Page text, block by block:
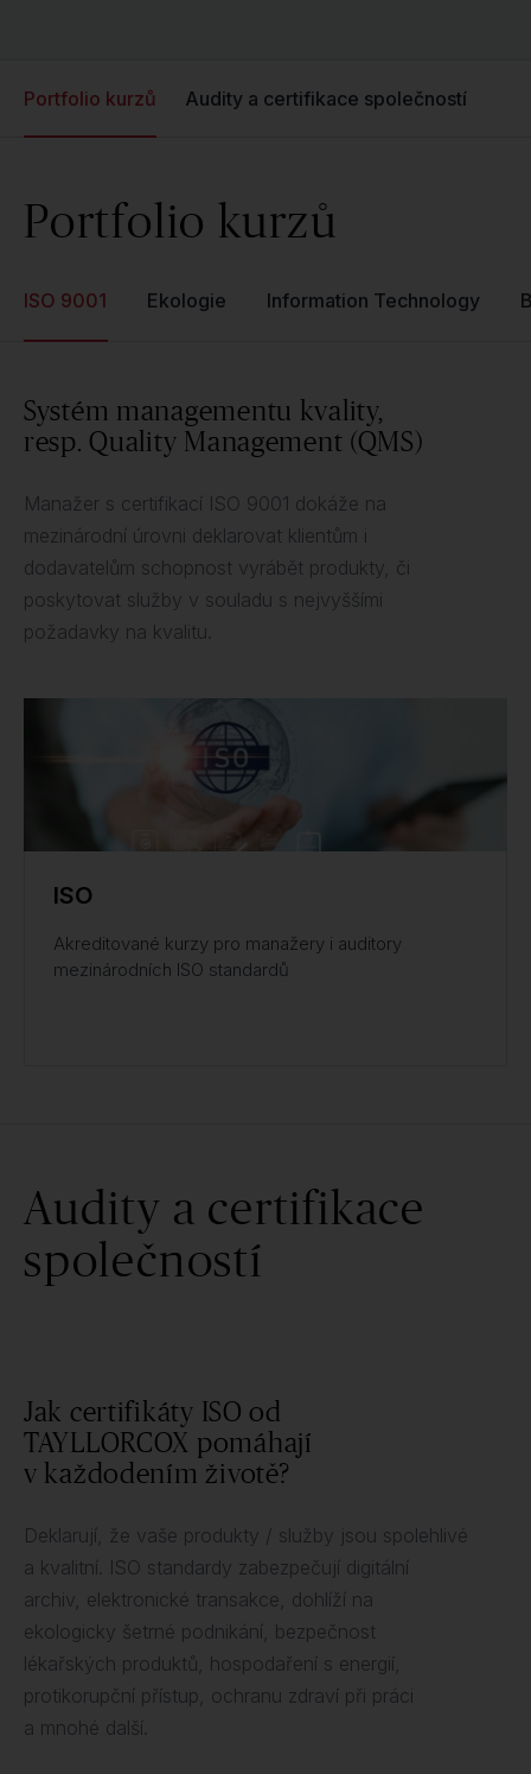
Portfolio kurzů Audity a certifikace společností
Portfolio kurzů
ISO 9001 Ekologie Information Technology
Systém managementu kvality,
resp. Quality Management (QMS)
Manažer s certifikací ISO 9001 dokáže na
mezinárodní úrovni deklarovat klientům i
dodavatelům schopnost vyrábět produkty, či
poskytovat služby v souladu s nejvyššími
požadavky na kvalitu.
ISO
Akreditované kurzy pro manažery i auditory
mezinárodních ISO standardů
Audity a certifikace
společností
Jak certifikáty ISO od
TAYLLORCOX pomáhají
v každodením životě?
Deklarují, že vaše produkty / služby jsou spolehlivé
a kvalitní. ISO standardy zabezpečují digitální
archiv, elektronické transakce, dohlíží na
ekologicky šetrné podnikání, bezpečnost
lékařských produktů, hospodaření s energií,
protikorupční přístup, ochranu zdraví při práci
a mnohé další.